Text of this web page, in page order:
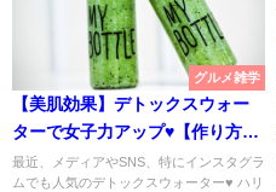
グルメ雑学
【美肌効果】デトックスウォー
ターで女子力アップ♥【作り方や
保存方法】
最近、メディアやSNS、特にインスタグラ
ムでも人気のデトックスウォーター♥ ハリ